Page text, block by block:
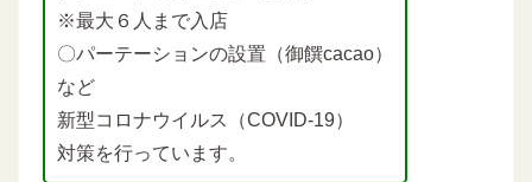
※最大６人まで入店
〇パーテーションの設置（御饌cacao）
など
新型コロナウイルス（COVID-19）
対策を行っています。